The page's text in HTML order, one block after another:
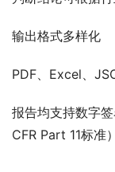
输出格式多样化
PDF、Excel、
报告均支持数字
CFR Part 11标准）